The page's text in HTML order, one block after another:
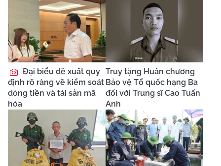
Đại biểu đề xuất quy
định rõ ràng về kiểm soát
dòng tiền và tài sản mã
hóa
Truy tặng Huân chương
Bảo vệ Tổ quốc hạng Ba
đối với Trung sĩ Cao Tuấn
Anh